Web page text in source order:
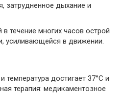
затрудненное дыхание и
течение многих часов острой
усиливающейся в движении.
температура достигает 37°С и
терапия: медикаментозное